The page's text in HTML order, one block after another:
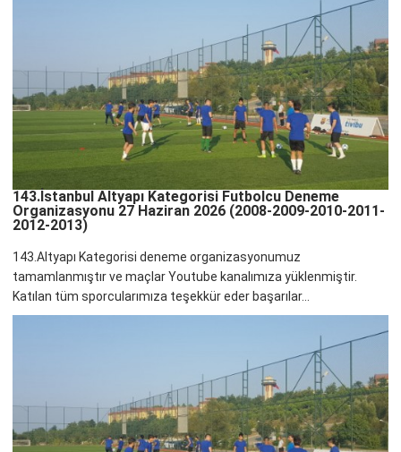
143.İstanbul Altyapı Kategorisi Futbolcu Deneme
Organizasyonu 27 Haziran 2026 (2008-2009-2010-2011-
2012-2013)
143.Altyapı Kategorisi deneme organizasyonumuz
tamamlanmıştır ve maçlar Youtube kanalımıza yüklenmiştir.
Katılan tüm sporcularımıza teşekkür eder başarılar...